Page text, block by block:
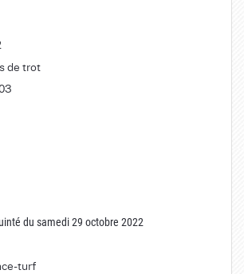
de trot
du samedi 29 octobre 2022
turf